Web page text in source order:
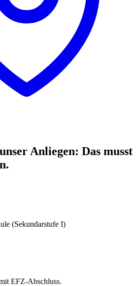
Anliegen: Das musst
(Sekundarstufe I)
EFZ-Abschluss.